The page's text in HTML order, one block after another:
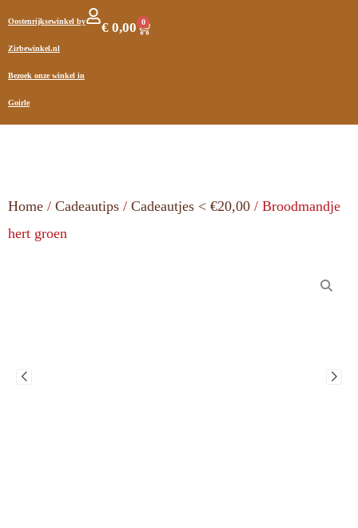
Oostenrijksewinkel by
Zirbewinkel.nl
Bezoek onze winkel in
Goirle
€ 0,00 0
Home / Cadeautips / Cadeautjes < €20,00 / Broodmandje
hert groen